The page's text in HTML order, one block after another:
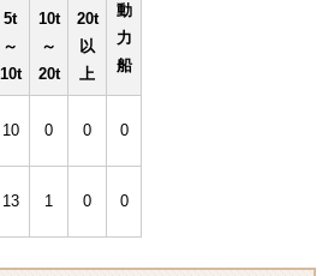
動
力
船
5t
～
10t
10t
～
20t
20t
以
上
10 0 0 0
13 1 0 0